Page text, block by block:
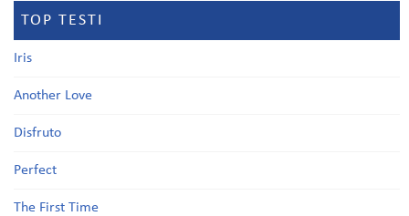
TOP TESTI
Iris
Another Love
Disfruto
Perfect
The First Time